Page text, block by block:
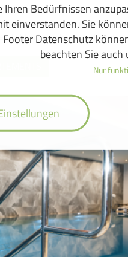
ihr Bestes, um Ihren Urlaub
Fühlen Sie sich wie zu Hause!
Bedürfnissen
einverstanden. Sie
Datenschutz
beachten Sie auch
Nur